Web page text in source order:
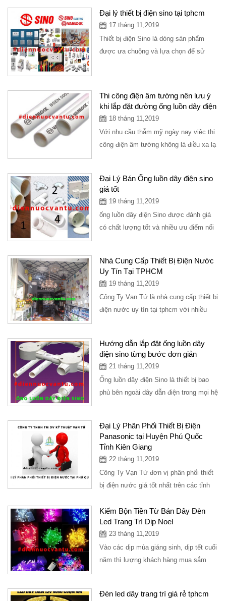
Đại lý thiết bị điện sino tại tphcm
17 tháng 11,2019
Thiết bị điện Sino là dòng sản phẩm
được ưa chuộng và lựa chọn để sử
Thi công điện âm tường nên lưu ý
khi lắp đặt đường ống luồn dây điện
18 tháng 11,2019
Với nhu cầu thẫm mỹ ngày nay việc thi
công điện âm tường không là điều xa lạ
Đại Lý Bán Ống luồn dây điện sino
giá tốt
19 tháng 11,2019
ống luồn dây điện Sino được đánh giá
có chất lượng tốt và nhiều ưu điểm nổi
Nhà Cung Cấp Thiết Bị Điện Nước
Uy Tín Tại TPHCM
19 tháng 11,2019
Công Ty Vạn Tứ là nhà cung cấp thiết bị
điện nước uy tín tại tphcm với nhiều
Hướng dẫn lắp đặt ống luồn dây
điện sino từng bước đơn giản
21 tháng 11,2019
Ống luồn dây điện Sino là thiết bị bao
phủ bên ngoài dây dẫn điện trong mọi hệ
Đại Lý Phân Phối Thiết Bị Điện
Panasonic tại Huyện Phú Quốc
Tỉnh Kiên Giang
22 tháng 11,2019
Công Ty Vạn Tứ đơn vị phân phối thiết
bị điện nước giá tốt nhất trên các tỉnh
Kiếm Bộn Tiền Từ Bán Dây Đèn
Led Trang Trí Dịp Noel
23 tháng 11,2019
Vào các dịp mùa giáng sinh, dịp tết cuối
năm thì lượng khách hàng mua sắm
Đèn led dây trang trí giá rẻ tphcm